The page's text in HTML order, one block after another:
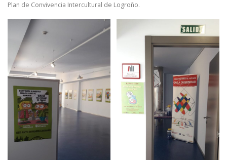
RECURSOS PUNTO DE ACOGIDA
Plan de Convivencia Intercultural de Logroño.